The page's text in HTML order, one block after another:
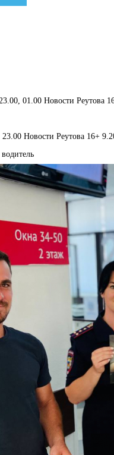
01.00 Новости Реутова
Новости Реутова 16+